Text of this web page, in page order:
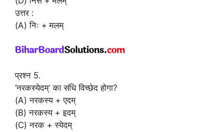
उत्तर :
(A) निः + मलम्
प्रश्न 5.
‘नरकस्येदम्’ का संधि विच्छेद होगा?
(A) नरकस्य + एदम्
(B) नरकस्य + इदम्
(C) नरक + स्येदम्